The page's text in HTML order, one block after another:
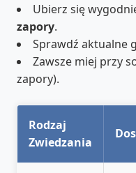
Ubierz się
zapory.
Sprawdź aktualne
Zawsze miej przy
zapory).
Rodzaj
Zwiedzania